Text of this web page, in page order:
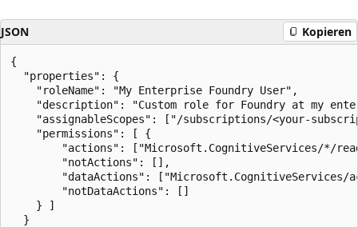
JSON Kopieren
{
  "properties": {
    "roleName": "My Enterprise Foundry User",
"description": "Custom role for Foundry at my
"assignableScopes": ["/subscriptions/<your-
    "permissions": [ {
"actions": ["Microsoft.CognitiveServices/*/
        "notActions": [],
"dataActions":
        "notDataActions": []
    } ]
  }